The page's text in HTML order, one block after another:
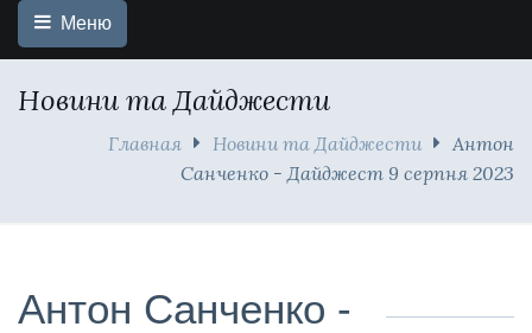
Меню
Новини та Дайджести
Главная Новини та Дайджести
Антон
Санченко - Дайджест 9 серпня 2023
Антон Санченко -